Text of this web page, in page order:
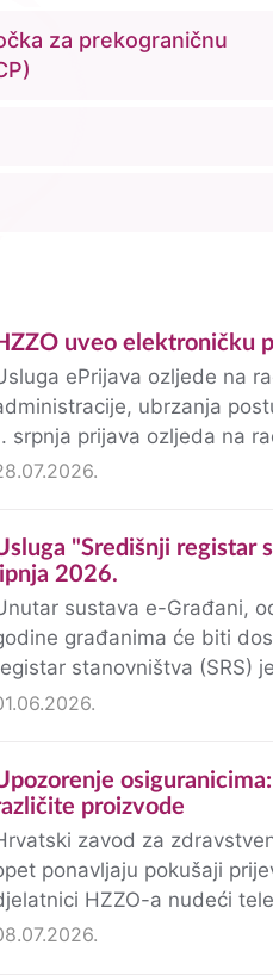
za prekograničnu
HZZO uveo elektroničku
ePrijava ozljede na
ubrzanja
srpnja prijava ozljeda na radu
zdravstveno osiguranje
sustava e-Građani od 1.
lipnja 2026.
sustava e-Građani,
građanima će biti
stanovništva (SRS)
o stanovništvu
a pokušavaju dostavljati
proizvode
zavod za
ponavljaju pokušaji
HZZO-a nudeći
nam se nekoliko